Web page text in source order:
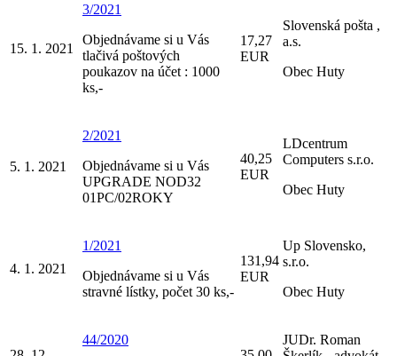
15. 1. 2021
3/2021
Objednávame si u Vás
tlačivá poštových
poukazov na účet : 1000
ks,-
17,27
EUR
Slovenská pošta ,
a.s.
Obec Huty
5. 1. 2021
2/2021
Objednávame si u Vás
UPGRADE NOD32
01PC/02ROKY
40,25
EUR
LDcentrum
Computers s.r.o.
Obec Huty
4. 1. 2021
1/2021
Objednávame si u Vás
stravné lístky, počet 30 ks,-
131,94
EUR
Up Slovensko,
s.r.o.
Obec Huty
44/2020
JUDr. Roman